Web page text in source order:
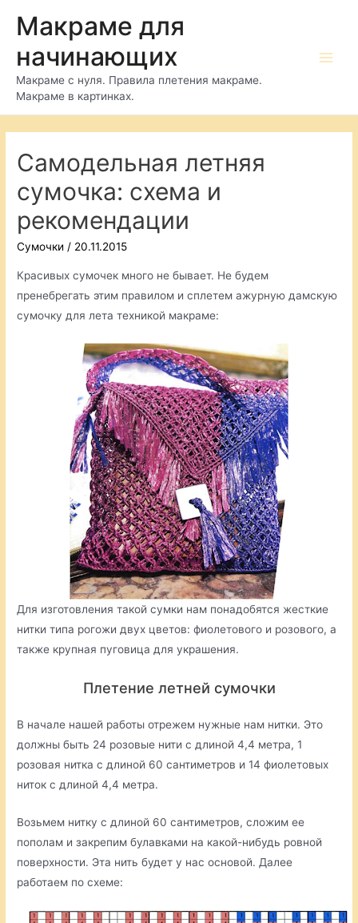
содержимому
Макраме для
начинающих
Макраме с нуля. Правила плетения макраме.
Макраме в картинках.
Самодельная летняя
сумочка: схема и
рекомендации
Сумочки / 20.11.2015
Красивых сумочек много не бывает. Не будем
пренебрегать этим правилом и сплетем ажурную дамскую
сумочку для лета техникой макраме:
Для изготовления такой сумки нам понадобятся жесткие
нитки типа рогожи двух цветов: фиолетового и розового, а
также крупная пуговица для украшения.
Плетение летней сумочки
В начале нашей работы отрежем нужные нам нитки. Это
должны быть 24 розовые нити с длиной 4,4 метра, 1
розовая нитка с длиной 60 сантиметров и 14 фиолетовых
ниток с длиной 4,4 метра.
Возьмем нитку с длиной 60 сантиметров, сложим ее
пополам и закрепим булавками на какой-нибудь ровной
поверхности. Эта нить будет у нас основой. Далее
работаем по схеме: